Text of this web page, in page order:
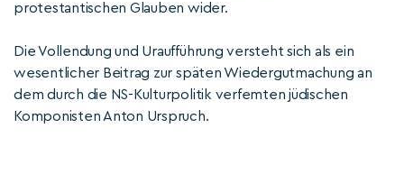
protestantischen Glauben wider.
Die Vollendung und Uraufführung versteht sich als ein
wesentlicher Beitrag zur späten Wiedergutmachung an
dem durch die NS-Kulturpolitik verfemten jüdischen
Komponisten Anton Urspruch.